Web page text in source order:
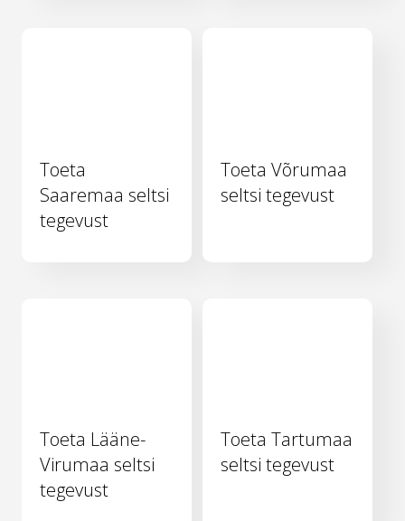
Toeta
Saaremaa seltsi
tegevust
Toeta Võrumaa
seltsi tegevust
Toeta Lääne-
Virumaa seltsi
tegevust
Toeta Tartumaa
seltsi tegevust